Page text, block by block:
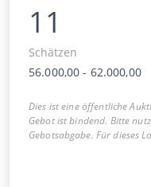
11
Schätzen
56.000,00 - 62.000,00
Dies ist eine öffentliche
Gebot ist bindend. Bitte
Gebotsabgabe. Für dieses